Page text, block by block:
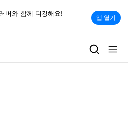
버와 함께 디깅해요!
앱 열기